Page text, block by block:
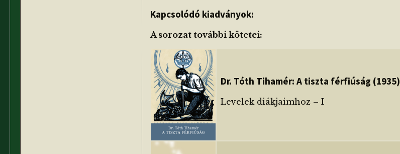
Kapcsolódó kiadványok:
A sorozat további kötetei:
Dr. Tóth Tihamér: A tiszta férfiúság (1935)
Levelek diákjaimhoz – I